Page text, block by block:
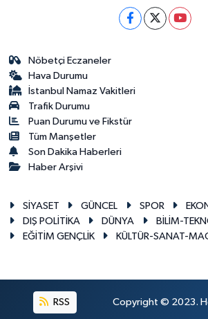
Nöbetçi Eczaneler
Hava Durumu
İstanbul Namaz Vakitleri
Trafik Durumu
Puan Durumu ve Fikstür
Tüm Manşetler
Son Dakika Haberleri
Haber Arşivi
SİYASET GÜNCEL SPOR
DIŞ POLİTİKA
DÜNYA BİLİM-
EĞİTİM GENÇLİK
KÜLTÜR-SANAT-
RSS Copyright © 2023.